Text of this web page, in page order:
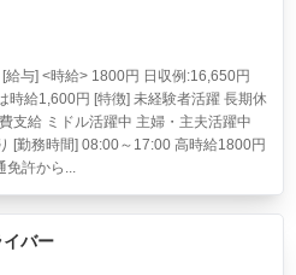
給与] <時給> 1800円 日収例:16,650円
時給1,600円 [特徴] 未経験者活躍 長期休
支給 ミドル活躍中 主婦・主夫活躍中
[勤務時間] 08:00～17:00 高時給1800円
許から...
バー